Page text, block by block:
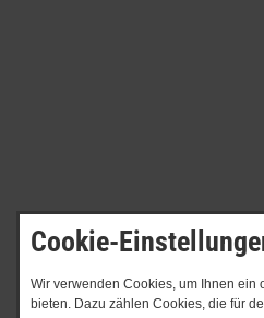
Cookie-
Wir verwenden Cookies, um Ihnen ein
bieten. Dazu zählen Cookies, die für